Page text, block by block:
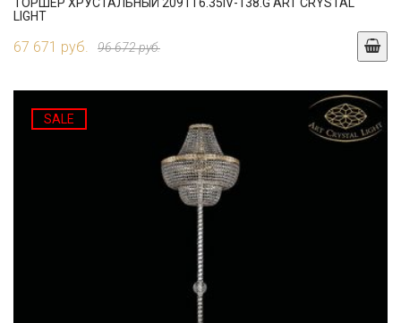
LIGHT
67 671 руб. 96 672 руб.
SALE